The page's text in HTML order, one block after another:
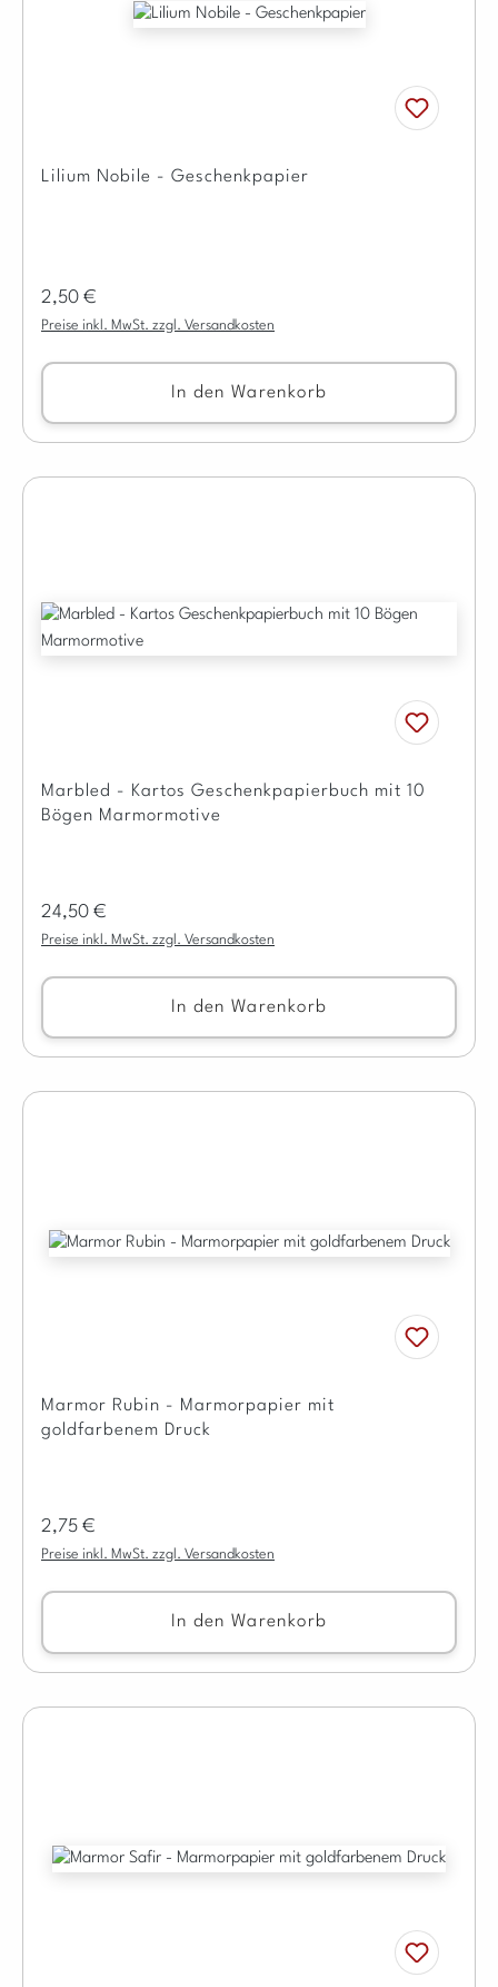
Lilium Nobile - Geschenkpapier
Regulärer Preis:
2,50 €
Preise inkl. MwSt. zzgl. Versandkosten
In den Warenkorb
Marbled - Kartos Geschenkpapierbuch mit 10
Bögen Marmormotive
Regulärer Preis:
24,50 €
Preise inkl. MwSt. zzgl. Versandkosten
In den Warenkorb
Marmor Rubin - Marmorpapier mit
goldfarbenem Druck
Regulärer Preis:
2,75 €
Preise inkl. MwSt. zzgl. Versandkosten
In den Warenkorb